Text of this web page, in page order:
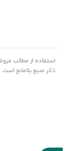
مشتریان ساده، سریع
و تمرکز بر رضایت
استفاده از مطالب
ذکر منبع بلامانع است.